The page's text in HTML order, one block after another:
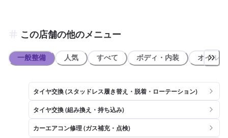
この店舗の他のメニュー
一般整備 人気 すべて ボディ・内装 オイル類
タイヤ交換 (スタッドレス履き替え・脱着・ローテーション)
タイヤ交換 (組み換え・持ち込み)
カーエアコン修理 (ガス補充・点検)